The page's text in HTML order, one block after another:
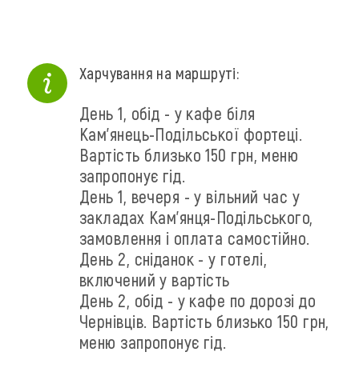
Харчування на маршруті:
День 1, обід - у кафе біля
Кам'янець-Подільської фортеці.
Вартість близько 150 грн, меню
запропонує гід.
День 1, вечеря - у вільний час у
закладах Кам'янця-Подільського,
замовлення і оплата самостійно.
День 2, сніданок - у готелі,
включений у вартість
День 2, обід - у кафе по дорозі до
Чернівців. Вартість близько 150 грн,
меню запропонує гід.